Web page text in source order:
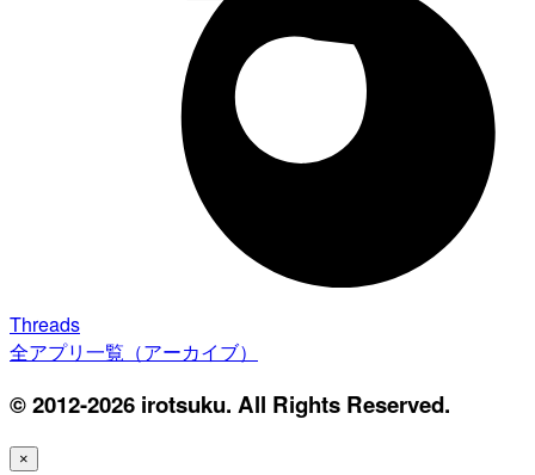
Threads
全アプリ一覧（アーカイブ）
© 2012-2026 irotsuku. All Rights Reserved.
×